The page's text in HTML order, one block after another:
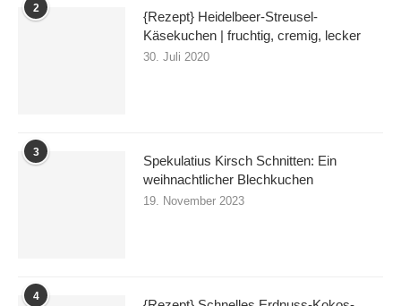
2
{Rezept} Heidelbeer-Streusel-
Käsekuchen | fruchtig, cremig, lecker
30. Juli 2020
3
Spekulatius Kirsch Schnitten: Ein
weihnachtlicher Blechkuchen
19. November 2023
4